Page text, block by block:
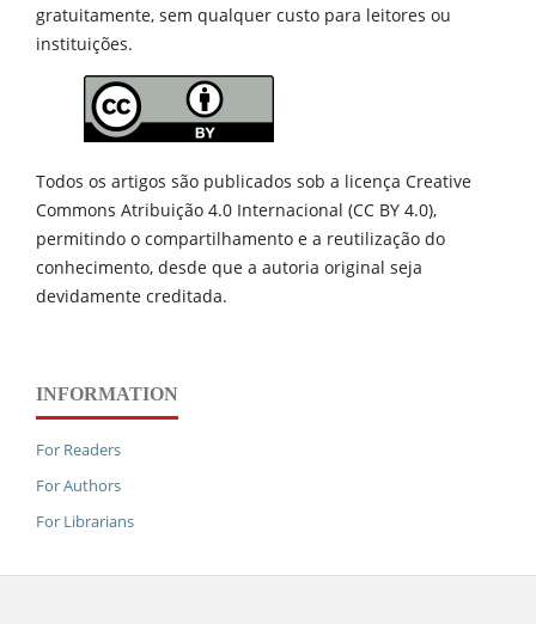
gratuitamente, sem qualquer custo para leitores ou
instituições.
Todos os artigos são publicados sob a licença Creative
Commons Atribuição 4.0 Internacional (CC BY 4.0),
permitindo o compartilhamento e a reutilização do
conhecimento, desde que a autoria original seja
devidamente creditada.
INFORMATION
For Readers
For Authors
For Librarians